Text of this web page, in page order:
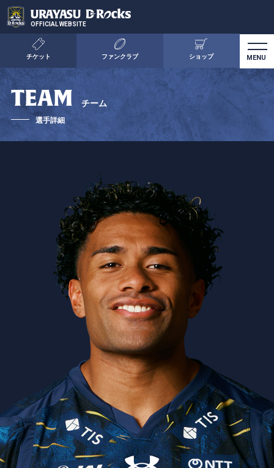
OFFICIAL WEBSITE
チケット ファンクラブ ショップ
TEAM チーム
選手詳細